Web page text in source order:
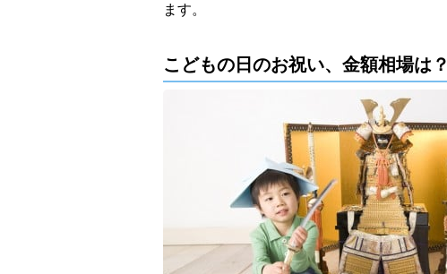
ます。
こどもの日のお祝い、金額相場は？